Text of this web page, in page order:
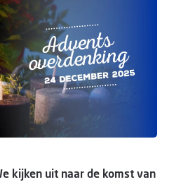
kijken uit naar de komst van